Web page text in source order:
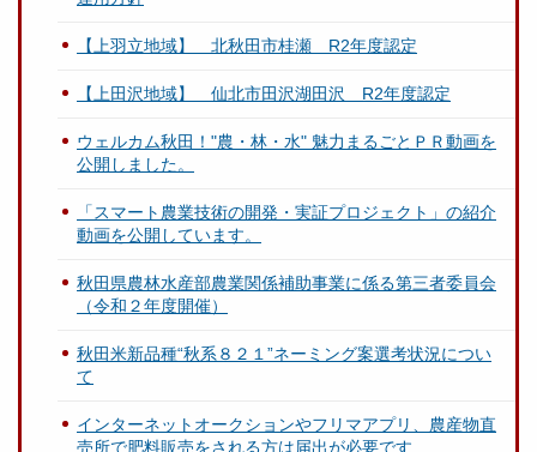
【上羽立地域】 北秋田市桂瀬 R2年度認定
【上田沢地域】 仙北市田沢湖田沢 R2年度認定
ウェルカム秋田！"農・林・水" 魅力まるごとＰＲ動画を
公開しました。
「スマート農業技術の開発・実証プロジェクト」の紹介
動画を公開しています。
秋田県農林水産部農業関係補助事業に係る第三者委員会
（令和２年度開催）
秋田米新品種“秋系８２１”ネーミング案選考状況につい
て
インターネットオークションやフリマアプリ、農産物直
売所で肥料販売をされる方は届出が必要です